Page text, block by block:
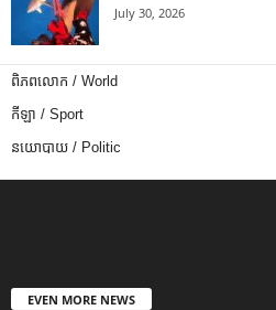
July 30, 2026
ពិភពលោក / World
កីឡា / Sport
នយោបាយ / Politic
EVEN MORE NEWS